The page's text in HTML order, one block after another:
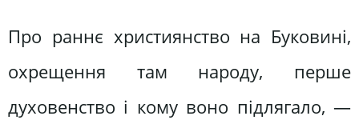
Про раннє християнство на Буковині,
охрещення там народу, перше
духовенство і кому воно підлягало, —